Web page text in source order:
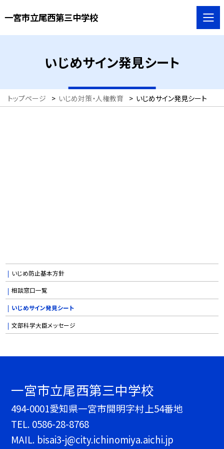
一宮市立尾西第三中学校
いじめサイン発見シート
トップページ > いじめ対策・人権教育 > いじめサイン発見シート
いじめ防止基本方針
相談窓口一覧
いじめサイン発見シート
文部科学大臣メッセージ
一宮市立尾西第三中学校
494-0001愛知県一宮市開明字村上54番地
TEL. 0586-28-8768
MAIL. bisai3-j@city.ichinomiya.aichi.jp